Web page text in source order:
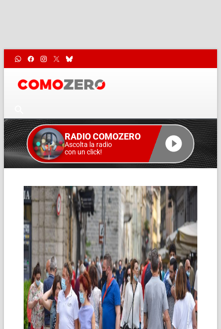
RADIO COMOZERO
Ascolta la radio
con un click!